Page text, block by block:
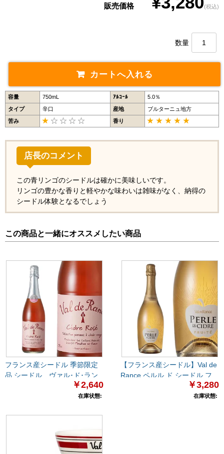
販売価格 (税込)
数量
容量 750mL ｱﾙｺｰﾙ
5.0％
タイプ
辛口 産地
ブルターニュ地方
苦み
香り
店長のコメント
この青リンゴのシードルは確かに美味しいです。
リンゴの豊かな香りと軽やかな味わいは雑味がなく、納得の
シードル体験となるでしょう
この商品と一緒にオススメしたい商品
フランス産シードル 季節限定
品 シードル ヴァル･ド･ラン
￥2,640
在庫状態:
【フランス産シードル】Val de
Rance ペルル ド シードル フ
リュイテ（甘口）750mL￥3,280
在庫状態: